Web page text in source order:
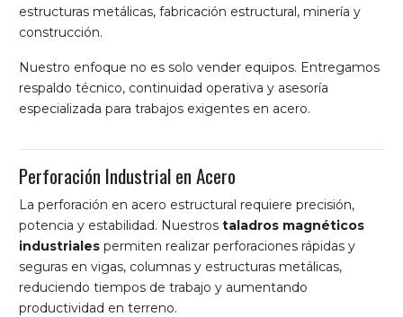
estructuras metálicas, fabricación estructural, minería y
construcción.
Nuestro enfoque no es solo vender equipos. Entregamos
respaldo técnico, continuidad operativa y asesoría
especializada para trabajos exigentes en acero.
Perforación Industrial en Acero
La perforación en acero estructural requiere precisión,
potencia y estabilidad. Nuestros taladros magnéticos
industriales permiten realizar perforaciones rápidas y
seguras en vigas, columnas y estructuras metálicas,
reduciendo tiempos de trabajo y aumentando
productividad en terreno.